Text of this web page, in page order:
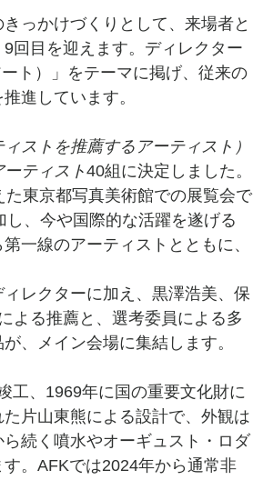
っかけづくりとして、来場者と
回目を迎えます。ディレクター
ト）」をテーマに掲げ、従来の
進しています。
ストを推薦するアーティスト）
ティスト40組に決定しました。
東京都写真美術館での展覧会で
、今や国際的な活躍を遂げる
一線のアーティストとともに、
レクターに加え、黒澤浩美、保
よる推薦と、選考委員による多
、メイン会場に集結します。
工、1969年に国の重要文化財に
片山東熊による設計で、外観は
続く噴水やオーギュスト・ロダ
。AFKでは2024年から通常非